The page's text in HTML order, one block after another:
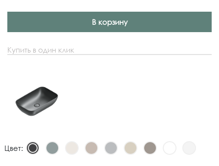
В корзину
Купить в один клик
Цвет: